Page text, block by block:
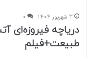
3 شهریور 1404 0
دریاچه فیروزه‌ای
طبیعت+فیلم